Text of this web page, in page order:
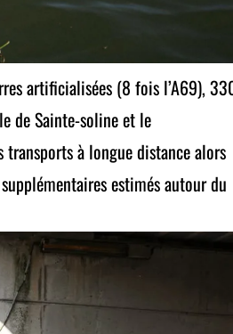
artificialisées (8 fois l’A69),
de Sainte-soline et le
à longue distance alors
estimés autour du